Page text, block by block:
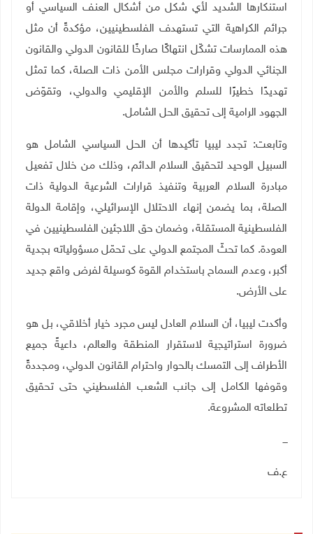
استنكارها الشديد لأي شكل من أشكال العنف السياسي أو
جرائم الكراهية التي تستهدف الفلسطينيين، مؤكدةً أن مثل
هذه الممارسات تشكّل انتهاكًا صارخًا للقانون الدولي والقانون
الجنائي الدولي وقرارات مجلس الأمن ذات الصلة، كما تمثل
تهديدًا خطيرًا للسلم والأمن الإقليمي والدولي، وتقوّض
الجهود الرامية إلى تحقيق الحل الشامل.
وتابعت: تجدد ليبيا تأكيدها أن الحل السياسي الشامل هو
السبيل الوحيد لتحقيق السلام الدائم، وذلك من خلال تفعيل
مبادرة السلام العربية وتنفيذ قرارات الشرعية الدولية ذات
الصلة، بما يضمن إنهاء الاحتلال الإسرائيلي، وإقامة الدولة
الفلسطينية المستقلة، وضمان حق اللاجئين الفلسطينيين في
العودة. كما تحثّ المجتمع الدولي على تحمّل مسؤولياته بجدية
أكبر، وعدم السماح باستخدام القوة كوسيلة لفرض واقع جديد
على الأرض.
وأكدت ليبيا، أن السلام العادل ليس مجرد خيار أخلاقي، بل هو
ضرورة استراتيجية لاستقرار المنطقة والعالم، داعيةً جميع
الأطراف إلى التمسك بالحوار واحترام القانون الدولي، ومجددةً
وقوفها الكامل إلى جانب الشعب الفلسطيني حتى تحقيق
تطلعاته المشروعة.
ـــ
ع.ف